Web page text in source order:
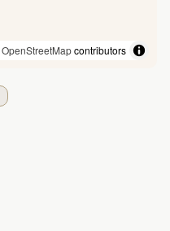
OpenStreetMapcontributors